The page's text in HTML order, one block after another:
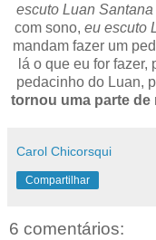
escuto Luan
com sono, eu escuto
mandam fazer um
lá o que eu for
pedacinho do Luan,
tornou uma parte de
Carol Chicorsqui
Compartilhar
6 comentários: